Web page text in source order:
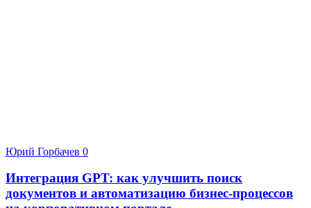
Юрий Горбачев 0
Интеграция GPT: как улучшить поиск
документов и автоматизацию бизнес-процессов